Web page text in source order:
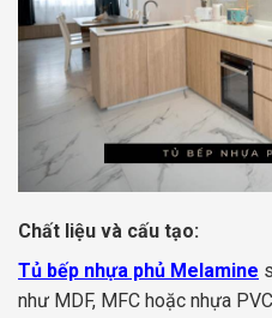
Chất liệu và cấu tạo:
Tủ bếp nhựa phủ Melamine
như MDF, MFC hoặc nhựa